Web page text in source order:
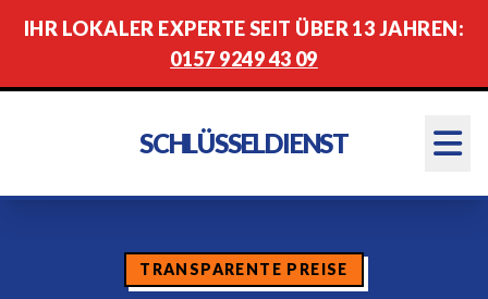
IHR LOKALER EXPERTE SEIT ÜBER 13 JAHREN:
0157 9249 43 09
SCHLÜSSELDIENST
TRANSPARENTE PREISE